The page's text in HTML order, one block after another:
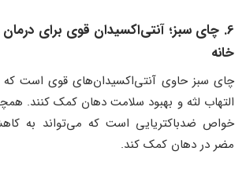
6. چای سبز؛ آنتی‌اکسیدان قوی برای درمان
خانه
چای سبز حاوی آنتی‌اکسیدان‌های قوی است که
التهاب لثه و بهبود سلامت دهان کمک کنند.
خواص ضدباکتریایی است که می‌تواند به
مضر در دهان کمک کند.